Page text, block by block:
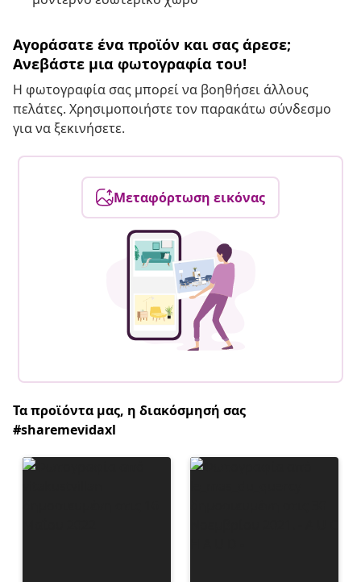
Αγοράσατε ένα προϊόν και σας άρεσε;
Ανεβάστε μια φωτογραφία του!
Η φωτογραφία σας μπορεί να βοηθήσει άλλους
πελάτες. Χρησιμοποιήστε τον παρακάτω σύνδεσμο
για να ξεκινήσετε.
Μεταφόρτωση εικόνας
Τα προϊόντα μας, η διακόσμησή σας
#sharemevidaxl